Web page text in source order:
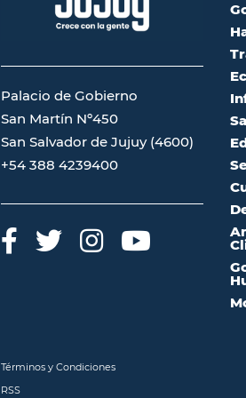
Palacio de Gobierno
San Martín Nº450
San Salvador de Jujuy (4600)
+54 388 4239400
Términos y Condiciones
RSS